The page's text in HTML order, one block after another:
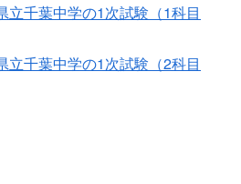
立千葉中学の1次試験（1科目
立千葉中学の1次試験（2科目